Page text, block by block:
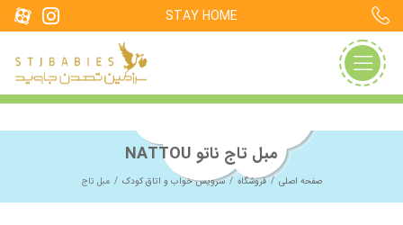
STAY HOME
مبل تاج ناتو NATTOU
صفحه اصلی فروشگاه سرویس خواب و اتاق کودک مبل تاج